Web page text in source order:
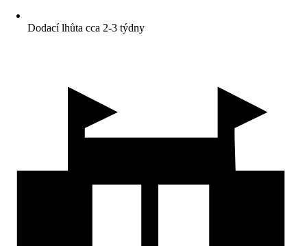
Dodací lhůta cca 2-3 týdny